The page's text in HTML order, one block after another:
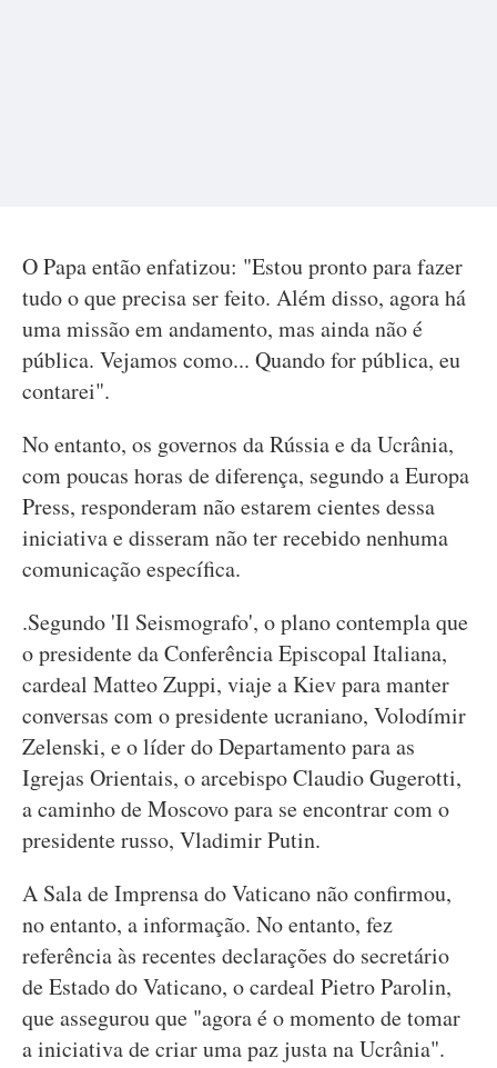
O Papa então enfatizou: "Estou pronto para fazer
tudo o que precisa ser feito. Além disso, agora há
uma missão em andamento, mas ainda não é
pública. Vejamos como... Quando for pública, eu
contarei".
No entanto, os governos da Rússia e da Ucrânia,
com poucas horas de diferença, segundo a Europa
Press, responderam não estarem cientes dessa
iniciativa e disseram não ter recebido nenhuma
comunicação específica.
.Segundo 'Il Seismografo', o plano contempla que
o presidente da Conferência Episcopal Italiana,
cardeal Matteo Zuppi, viaje a Kiev para manter
conversas com o presidente ucraniano, Volodímir
Zelenski, e o líder do Departamento para as
Igrejas Orientais, o arcebispo Claudio Gugerotti,
a caminho de Moscovo para se encontrar com o
presidente russo, Vladimir Putin.
A Sala de Imprensa do Vaticano não confirmou,
no entanto, a informação. No entanto, fez
referência às recentes declarações do secretário
de Estado do Vaticano, o cardeal Pietro Parolin,
que assegurou que "agora é o momento de tomar
a iniciativa de criar uma paz justa na Ucrânia".